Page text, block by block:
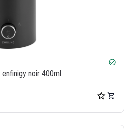
check_circle
enfinigy noir 400ml